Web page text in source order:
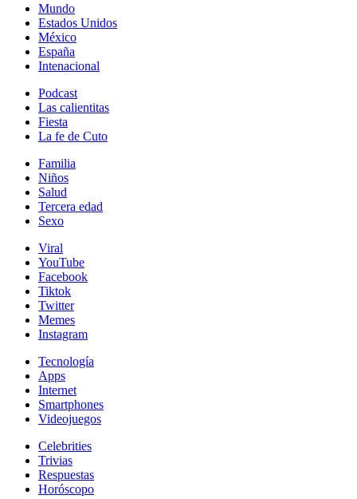
Mundo
Estados Unidos
México
España
Intenacional
Podcast
Las calientitas
Fiesta
La fe de Cuto
Familia
Niños
Salud
Tercera edad
Sexo
Viral
YouTube
Facebook
Tiktok
Twitter
Memes
Instagram
Tecnología
Apps
Internet
Smartphones
Videojuegos
Celebrities
Trivias
Respuestas
Horóscopo